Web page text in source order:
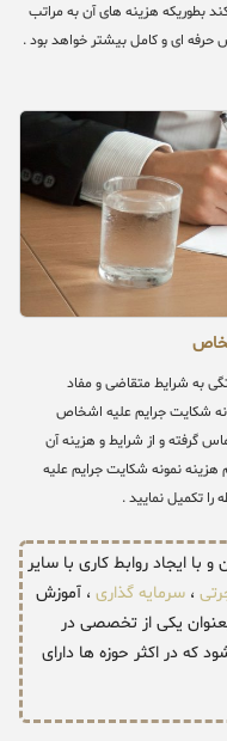
بطوریکه هزینه های آن به مراتب
حرفه ای و کامل بیشتر خواهد بود .
به شرایط متقاضی و مفاد
شکایت جرایم علیه اشخاص
گرفته و از شرایط و هزینه آن
نمونه شکایت جرایم علیه
تکمیل نمایید .
ایجاد روابط کاری با سایر
، سرمایه گذاری ، آموزش
یکی از تخصصی در
که در اکثر حوزه ها دارای